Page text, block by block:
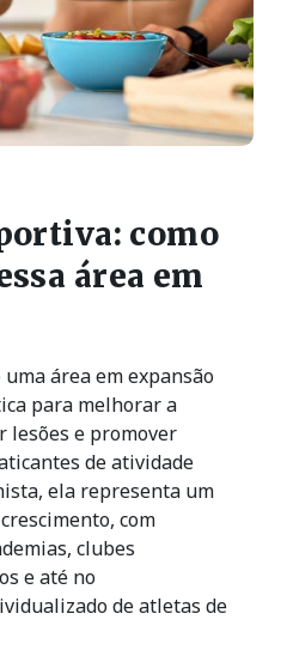
como
área em
área em expansão
para melhorar a
lesões e promover
de atividade
ela representa um
com
clubes
e até no
de atletas de